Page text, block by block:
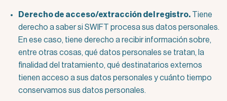
Derecho de acceso/extracción del registro.Tiene
derecho a saber si SWIFT procesa sus datos personales.
En ese caso, tiene derecho a recibir información sobre,
entre otras cosas, qué datos personales se tratan, la
finalidad del tratamiento, qué destinatarios externos
tienen acceso a sus datos personales y cuánto tiempo
conservamos sus datos personales.